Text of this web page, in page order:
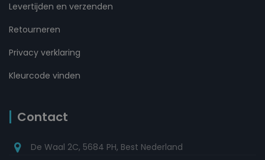
Levertijden en verzenden
Retourneren
Privacy verklaring
Kleurcode vinden
Contact
De Waal 2C, 5684 PH, Best Nederland